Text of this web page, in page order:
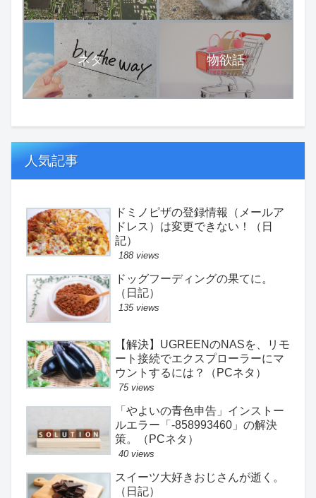
ネタ 物欲話
人気記事
ドミノピザの登録情報（メールア
ドレス）は変更できない！（日
記）
188 views
ドッグフーディングの果てに。
（日記）
135 views
【解決】UGREENのNASを、リモ
ート接続でエクスプローラーにマ
ウントするには？（PCネタ）
75 views
「やよいの青色申告」インストー
ルエラー「-858993460」の解決
策。（PCネタ）
40 views
スイーツ大好きおじさんが逝く。
（日記）